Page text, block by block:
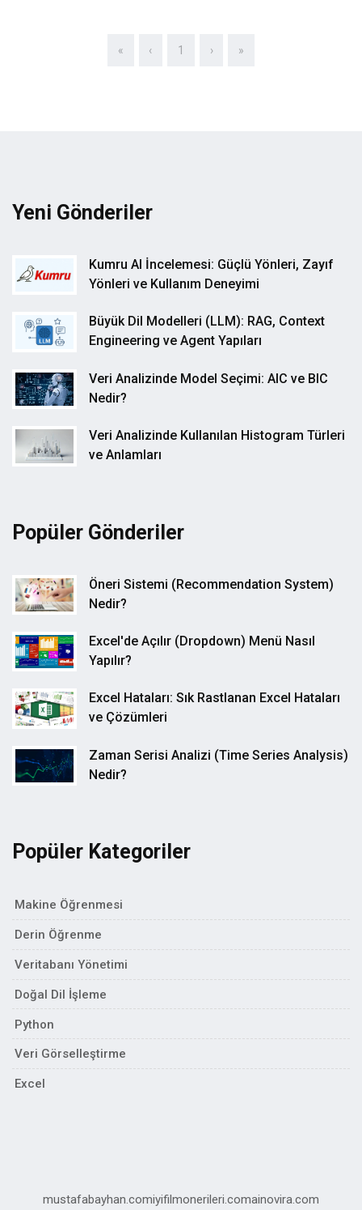
« ‹ 1 › »
Yeni Gönderiler
Kumru AI İncelemesi: Güçlü Yönleri, Zayıf
Yönleri ve Kullanım Deneyimi
Büyük Dil Modelleri (LLM): RAG, Context
Engineering ve Agent Yapıları
Veri Analizinde Model Seçimi: AIC ve BIC
Nedir?
Veri Analizinde Kullanılan Histogram Türleri
ve Anlamları
Popüler Gönderiler
Öneri Sistemi (Recommendation System)
Nedir?
Excel'de Açılır (Dropdown) Menü Nasıl
Yapılır?
Excel Hataları: Sık Rastlanan Excel Hataları
ve Çözümleri
Zaman Serisi Analizi (Time Series Analysis)
Nedir?
Popüler Kategoriler
Makine Öğrenmesi
Derin Öğrenme
Veritabanı Yönetimi
Doğal Dil İşleme
Python
Veri Görselleştirme
Excel
mustafabayhan.comiyifilmonerileri.comainovira.com